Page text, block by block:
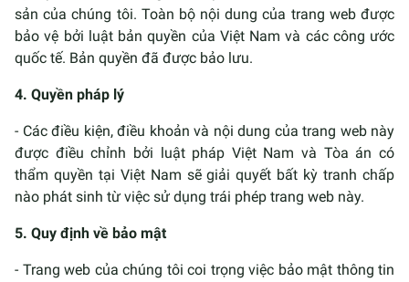
sản của chúng tôi. Toàn bộ nội dung của trang web được
bảo vệ bởi luật bản quyền của Việt Nam và các công ước
quốc tế. Bản quyền đã được bảo lưu.
4. Quyền pháp lý
- Các điều kiện, điều khoản và nội dung của trang web này
được điều chỉnh bởi luật pháp Việt Nam và Tòa án có
thẩm quyền tại Việt Nam sẽ giải quyết bất kỳ tranh chấp
nào phát sinh từ việc sử dụng trái phép trang web này.
5. Quy định về bảo mật
- Trang web của chúng tôi coi trọng việc bảo mật thông tin